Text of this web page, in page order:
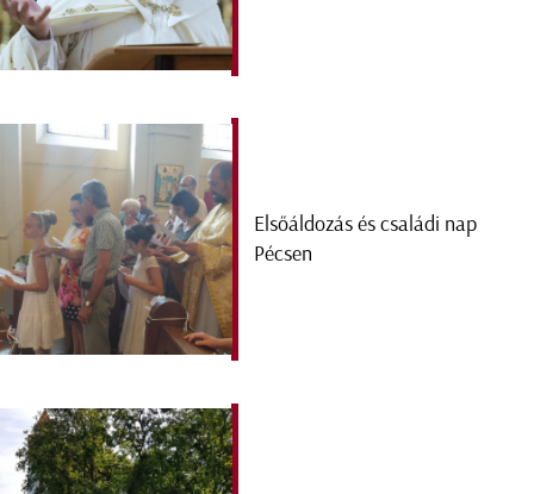
Elsőáldozás és családi nap
Pécsen